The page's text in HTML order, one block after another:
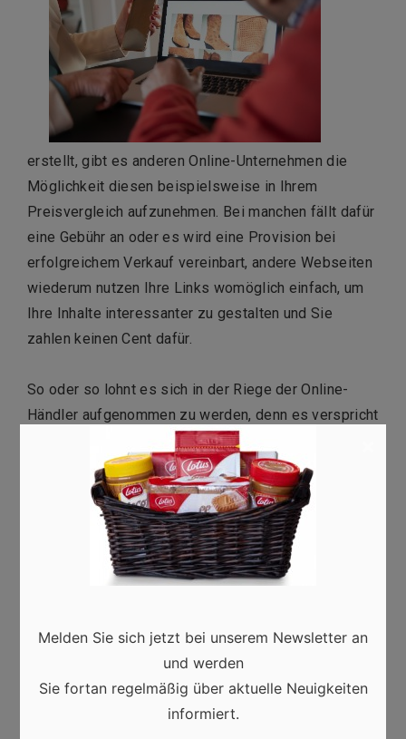
erstellt, gibt es anderen Online-Unternehmen die
Möglichkeit diesen beispielsweise in Ihrem
Preisvergleich aufzunehmen. Bei manchen fällt dafür
eine Gebühr an oder es wird eine Provision bei
erfolgreichem Verkauf vereinbart, andere Webseiten
wiederum nutzen Ihre Links womöglich einfach, um
Ihre Inhalte interessanter zu gestalten und Sie
zahlen keinen Cent dafür.
So oder so lohnt es sich in der Riege der Online-
Händler aufgenommen zu werden, denn es verspricht
um einige mehr Abnehmer zu erreichen, als Sie
jemals durch eine andere Marketingmaßnahme
heutzutage gewinnen können und die möglichen
Zusatzkosten wiegen somit auf – Wagen Sie also
auf jeden Fall den Schritt ins World Wide Web und
eröffnen Sie Ihren eigenen Webshop.
ONLINE SHOP ERÖFFNEN
Melden Sie sich jetzt bei unserem Newsletter an
und werden
Sie fortan regelmäßig über aktuelle Neuigkeiten
informiert.